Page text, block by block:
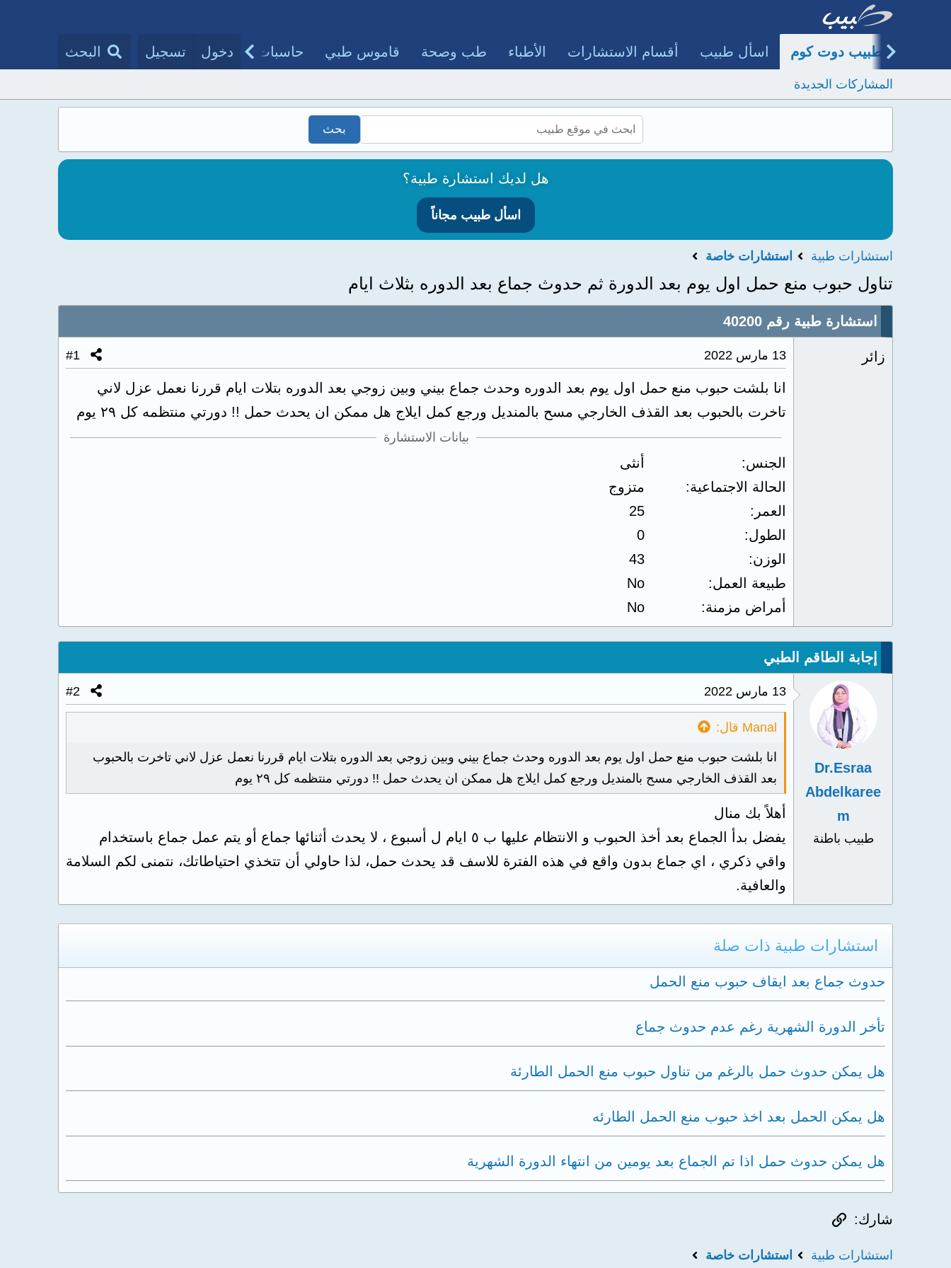
طبيب دوت كوم اسأل طبيب أقسام الاستشارات الأطباء طب وصحة قاموس طبي حاسبات طبية مقالات الأطباءدخول تسجيل البحث
المشاركات الجديدة
هل لديك استشارة طبية؟
اسأل طبيب مجاناً
استشارات طبية استشارات خاصة
تناول حبوب منع حمل اول يوم بعد الدورة ثم حدوث جماع بعد الدوره بثلاث ايام
استشارة طبية رقم 40200
زائر 13 مارس 2022 #1
انا بلشت حبوب منع حمل اول يوم بعد الدوره وحدث جماع بيني وبين زوجي بعد الدوره بتلات ايام قررنا نعمل عزل لاني
تاخرت بالحبوب بعد القذف الخارجي مسح بالمنديل ورجع كمل ايلاج هل ممكن ان يحدث حمل !! دورتي منتظمه كل ٢٩ يوم
بيانات الاستشارة
الجنس
أنثى
الحالة الاجتماعية
متزوج
العمر
25
الطول
0
الوزن
43
طبيعة العمل
No
أمراض مزمنة
No
إجابة الطاقم الطبي
Dr.Esraa
Abdelkaree
m
طبيب باطنة
13 مارس 2022 #2
Manal قال:
انا بلشت حبوب منع حمل اول يوم بعد الدوره وحدث جماع بيني وبين زوجي بعد الدوره بتلات ايام قررنا نعمل عزل لاني تاخرت بالحبوب
بعد القذف الخارجي مسح بالمنديل ورجع كمل ايلاج هل ممكن ان يحدث حمل !! دورتي منتظمه كل ٢٩ يوم
أهلاً بك منال
يفضل بدأ الجماع بعد أخذ الحبوب و الانتظام عليها ب ٥ ايام ل أسبوع ، لا يحدث أثنائها جماع أو يتم عمل جماع باستخدام
واقي ذكري ، اي جماع بدون واقع في هذه الفترة للاسف قد يحدث حمل، لذا حاولي أن تتخذي احتياطاتك، نتمنى لكم السلامة
والعافية.
استشارات طبية ذات صلة
حدوث جماع بعد ايقاف حبوب منع الحمل
تأخر الدورة الشهرية رغم عدم حدوث جماع
هل يمكن حدوث حمل بالرغم من تناول حبوب منع الحمل الطارئة
هل يمكن الحمل بعد اخذ حبوب منع الحمل الطارئه
هل يمكن حدوث حمل اذا تم الجماع بعد يومين من انتهاء الدورة الشهرية
شارك: الرابط
استشارات طبية استشارات خاصة